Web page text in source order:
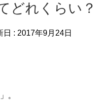
どれくらい？
日 : 2017年9月24日
。